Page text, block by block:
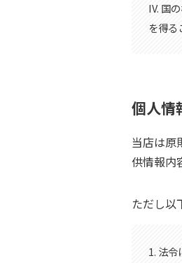
IV. 国
を得る
個人情
当店は原
供情報内
ただし以
1. 法